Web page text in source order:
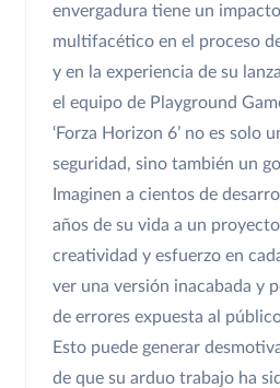
envergadura tiene un
multifacético en el proceso
y en la experiencia de su
el equipo de Playground
‘Forza Horizon 6’ no es solo
seguridad, sino también un
Imaginen a cientos de
años de su vida a un
creatividad y esfuerzo en
ver una versión inacabada y
de errores expuesta al
Esto puede generar
de que su arduo trabajo ha